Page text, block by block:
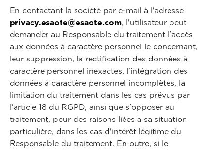
En contactant la société par e-mail à l'adresse
privacy.esaote@esaote.com, l'utilisateur peut
demander au Responsable du traitement l'accès
aux données à caractère personnel le concernant,
leur suppression, la rectification des données à
caractère personnel inexactes, l'intégration des
données à caractère personnel incomplètes, la
limitation du traitement dans les cas prévus par
l'article 18 du RGPD, ainsi que s'opposer au
traitement, pour des raisons liées à sa situation
particulière, dans les cas d'intérêt légitime du
Responsable du traitement. En outre, si le